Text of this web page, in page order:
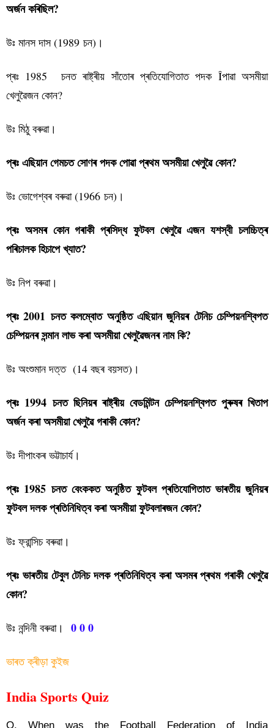
অৰ্জন কৰিছিল?
উঃ মানস দাস (1989 চন)।
প্ৰঃ 1985 চনত ৰাষ্ট্ৰীয় সাঁতোৰ প্ৰতিযোগিতাত পদক Îপাৱা অসমীয়া
খেলুৱৈজন কোন?
উঃ মিঠু বৰুৱা।
প্ৰঃ এছিয়ান গেমচত সোণৰ পদক পোৱা প্ৰথম অসমীয়া খেলুৱৈ কোন?
উঃ ভোগেশ্বৰ বৰুৱা (1966 চন)।
প্ৰঃ অসমৰ কোন গৰাকী প্ৰসিদ্ধ ফুটবল খেলুৱৈ এজন যশস্বী চলচ্চিত্ৰ
পৰিচালক হিচাপে খ্যাত?
উঃ নিপ বৰুৱা।
প্ৰঃ 2001 চনত কলম্বোত অনুষ্ঠিত এছিয়ান জুনিয়ৰ টেনিচ চেম্পিয়নশ্বিপত
চেম্পিয়নৰ সন্মান লাভ কৰা অসমীয়া খেলুৱৈজনৰ নাম কি?
উঃ অংশুমান দত্ত (14 বছৰ বয়সত)।
প্ৰঃ 1994 চনত ছিনিয়ৰ ৰাষ্ট্ৰীয় বেডমিন্টন চেম্পিয়নশ্বিপত পুৰুষৰ খিতাপ
অৰ্জন কৰা অসমীয়া খেলুৱৈ গৰাকী কোন?
উঃ দীপাংকৰ ভট্টাচাৰ্য।
প্ৰঃ 1985 চনত বেংককত অনুষ্ঠিত ফুটবল প্ৰতিযোগিতাত ভাৰতীয় জুনিয়ৰ
ফুটবল দলক প্ৰতিনিধিত্ব কৰা অসমীয়া ফুটবলাৰজন কোন?
উঃ ফ্রান্সিচ বৰুৱা।
প্ৰঃ ভাৰতীয় টেবুল টেনিচ দলক প্ৰতিনিধিত্ব কৰা অসমৰ প্ৰথম গৰাকী খেলুৱৈ
কোন?
উঃ নন্দিনী বৰুৱা। 0 0 0
ভাৰত ক্ৰীড়া কুইজ
India Sports Quiz
Q. When was the Football Federation of India